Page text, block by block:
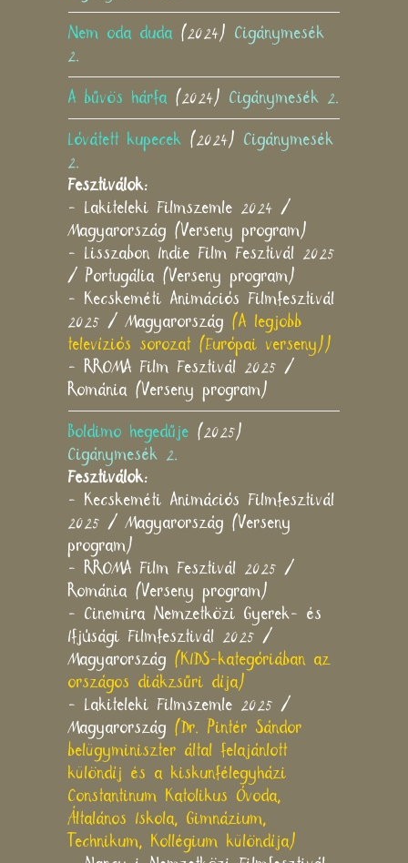
Nem oda duda (2024) Cigánymesék
2.
A bűvös hárfa (2024) Cigánymesék 2.
Lóvátett kupecek (2024) Cigánymesék
2.
Fesztiválok:
- Lakiteleki Filmszemle 2024 /
Magyarország (Verseny program)
- Lisszabon Indie Film Fesztivál 2025
/ Portugália (Verseny program)
- Kecskeméti Animációs Filmfesztivál
2025 / Magyarország (A legjobb
televíziós sorozat (Európai verseny))
- RROMA Film Fesztivál 2025 /
Románia (Verseny program)
Boldimo hegedűje (2025)
Cigánymesék 2.
Fesztiválok:
- Kecskeméti Animációs Filmfesztivál
2025 / Magyarország (Verseny
program)
- RROMA Film Fesztivál 2025 /
Románia (Verseny program)
- Cinemira Nemzetközi Gyerek- és
Ifjúsági Filmfesztivál 2025 /
Magyarország (KIDS-kategóriában az
országos diákzsűri díja)
- Lakiteleki Filmszemle 2025 /
Magyarország (Dr. Pintér Sándor
belügyminiszter által felajánlott
különdíj és a kiskunfélegyházi
Constantinum Katolikus Óvoda,
Általános Iskola, Gimnázium,
Technikum, Kollégium különdíja)